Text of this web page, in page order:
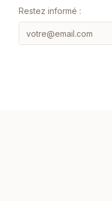
Restez informé :